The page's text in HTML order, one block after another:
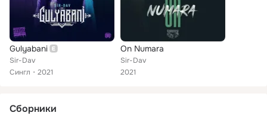
Gulyabani
Sir-Dav
Сингл
2021
On Numara
Sir-Dav
2021
Сборники